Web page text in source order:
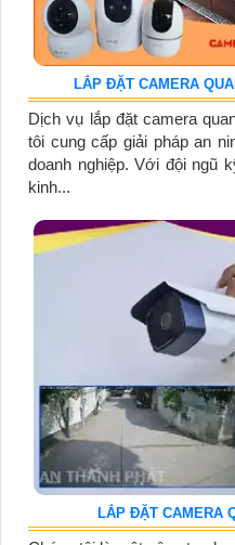
LẮP ĐẶT CAMERA
Dịch vụ lắp đặt camera
tôi cung cấp giải pháp an
doanh nghiệp. Với đội ngũ
kinh...
LẮP ĐẶT CAMERA